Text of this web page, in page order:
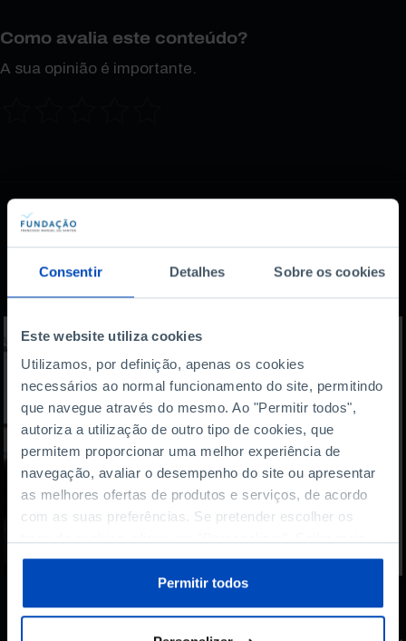
Consentir Detalhes Sobre os cookies
Este website utiliza cookies
Utilizamos, por definição, apenas os cookies
necessários ao normal funcionamento do site, permitindo
que navegue através do mesmo. Ao "Permitir todos",
autoriza a utilização de outro tipo de cookies, que
permitem proporcionar uma melhor experiência de
navegação, avaliar o desempenho do site ou apresentar
as melhores ofertas de produtos e serviços, de acordo
com as suas preferências. Se pretender escolher os
sobre cookies através da gestão de preferências ou da
Política de Cookies.
Permitir todos
Como avalia este conteúdo?
A sua opinião é importante.
interessar
PODCAST